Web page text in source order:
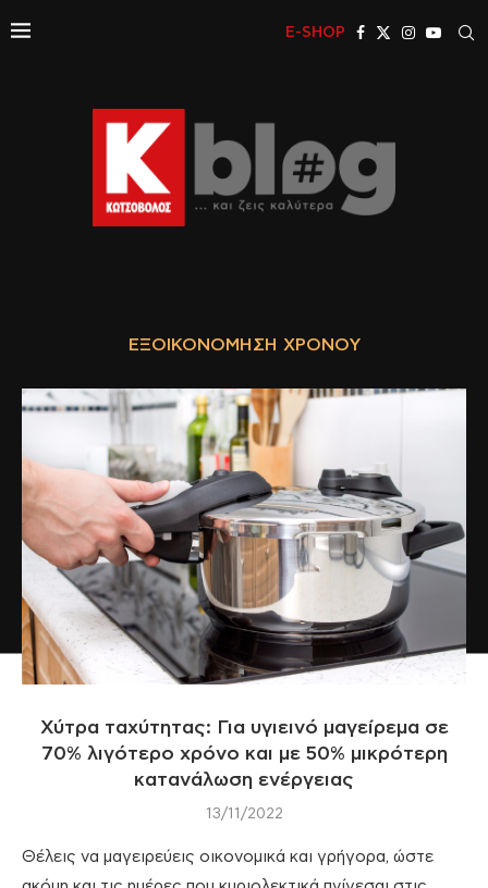
E-SHOP
ΕΞΟΙΚΟΝΌΜΗΣΗ ΧΡΌΝΟΥ
Χύτρα ταχύτητας: Για υγιεινό μαγείρεμα σε
70% λιγότερο χρόνο και με 50% μικρότερη
κατανάλωση ενέργειας
13/11/2022
Θέλεις να μαγειρεύεις οικονομικά και γρήγορα, ώστε